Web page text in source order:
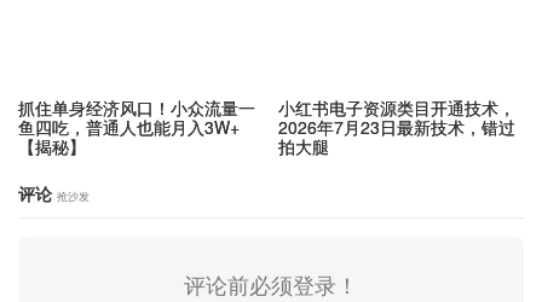
抓住单身经济风口！小众流量一
鱼四吃，普通人也能月入3W+
【揭秘】
小红书电子资源类目开通技术，
2026年7月23日最新技术，错过
拍大腿
评论 抢沙发
评论前必须登录！